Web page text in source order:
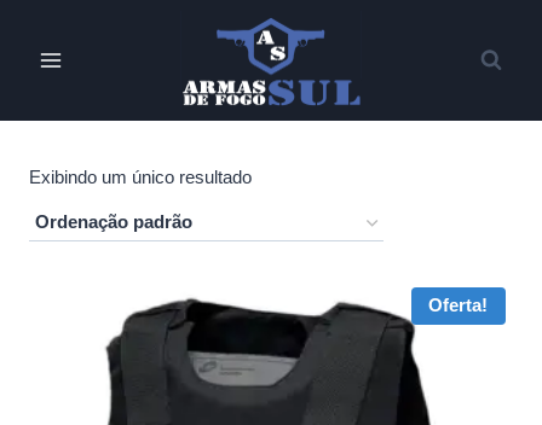
Exibindo um único resultado
Oferta!